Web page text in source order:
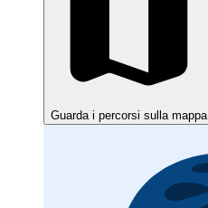
Guarda i percorsi sulla mappa